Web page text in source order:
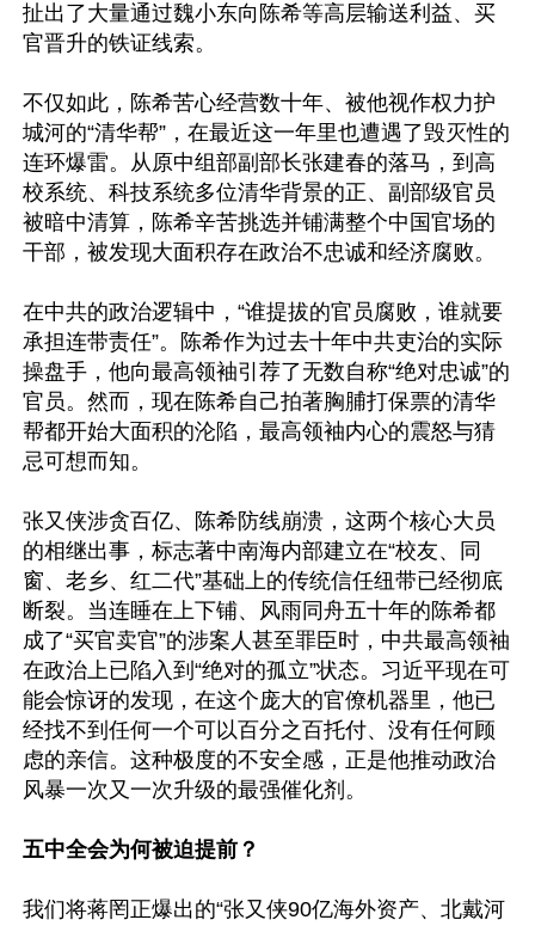
扯出了大量通过魏小东向陈希等高层输送利益、买
官晋升的铁证线索。
不仅如此，陈希苦心经营数十年、被他视作权力护
城河的“清华帮”，在最近这一年里也遭遇了毁灭性的
连环爆雷。从原中组部副部长张建春的落马，到高
校系统、科技系统多位清华背景的正、副部级官员
被暗中清算，陈希辛苦挑选并铺满整个中国官场的
干部，被发现大面积存在政治不忠诚和经济腐败。
在中共的政治逻辑中，“谁提拔的官员腐败，谁就要
承担连带责任”。陈希作为过去十年中共吏治的实际
操盘手，他向最高领袖引荐了无数自称“绝对忠诚”的
官员。然而，现在陈希自己拍著胸脯打保票的清华
帮都开始大面积的沦陷，最高领袖内心的震怒与猜
忌可想而知。
张又侠涉贪百亿、陈希防线崩溃，这两个核心大员
的相继出事，标志著中南海内部建立在“校友、同
窗、老乡、红二代”基础上的传统信任纽带已经彻底
断裂。当连睡在上下铺、风雨同舟五十年的陈希都
成了“买官卖官”的涉案人甚至罪臣时，中共最高领袖
在政治上已陷入到“绝对的孤立”状态。习近平现在可
能会惊讶的发现，在这个庞大的官僚机器里，他已
经找不到任何一个可以百分之百托付、没有任何顾
虑的亲信。这种极度的不安全感，正是他推动政治
风暴一次又一次升级的最强催化剂。
五中全会为何被迫提前？
我们将蒋罔正爆出的“张又侠90亿海外资产、北戴河